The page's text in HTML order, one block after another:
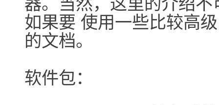
如果要 使用一些比较高
的文档。
软件包：